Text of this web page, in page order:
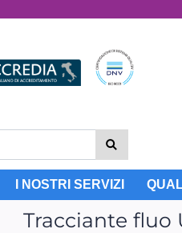
I NOSTRI SERVIZI
Tracciante fluo